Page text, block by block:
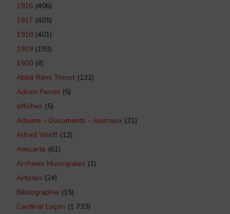
1916 (406)
1917 (405)
1918 (401)
1919 (193)
1920 (4)
Abbé Rémi Thinot(132)
Adrien Perret(5)
affiches (5)
Albums – Documents – Journaux (31)
Alfred Wolff (12)
Amicarte (61)
Archives Municipales (1)
Artistes (24)
Bibliographie (15)
Cardinal Luçon (1 733)